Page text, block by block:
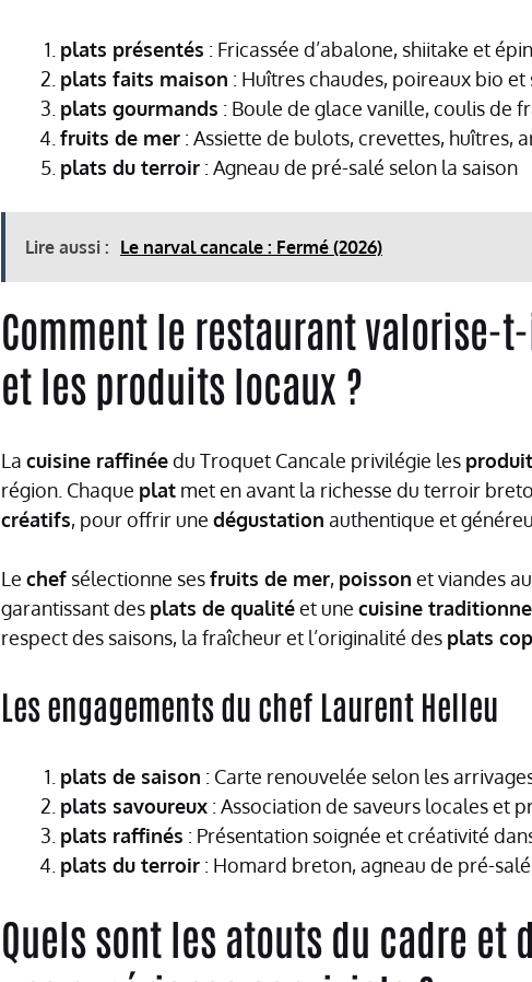
plats présentés : Fricassée d’abalone, shiitake et
plats faits maison : Huîtres chaudes, poireaux bio et
plats gourmands : Boule de glace vanille, coulis de
fruits de mer : Assiette de bulots, crevettes, huîtres,
plats du terroir : Agneau de pré-salé selon la saison
Lire aussi : Le narval cancale : Fermé (2026)
Comment le restaurant valorise-
et les produits locaux ?
La cuisine raffinéedu Troquet Cancale privilégie les
région. Chaque plat met en avant la richesse du terroir
créatifs, pour offrir une dégustation authentique et
Le chef sélectionne sesfruits de mer, poisson et viandes
garantissant des plats de qualitéet une cuisine
respect des saisons, la fraîcheur et l’originalité des plats
Les engagements du chef Laurent Helleu
plats de saison : Carte renouvelée selon les
plats savoureux : Association de saveurs locales et
plats raffinés : Présentation soignée et créativité
plats du terroir : Homard breton, agneau de pré-
Quels sont les atouts du cadre et